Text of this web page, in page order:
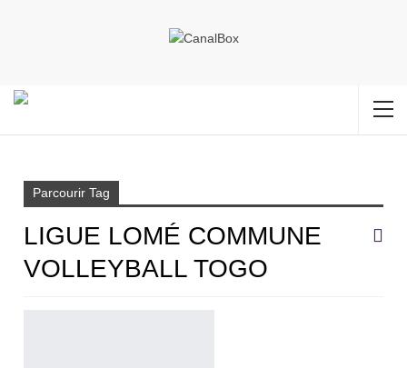
Parcourir Tag
LIGUE LOMÉ COMMUNE
VOLLEYBALL TOGO